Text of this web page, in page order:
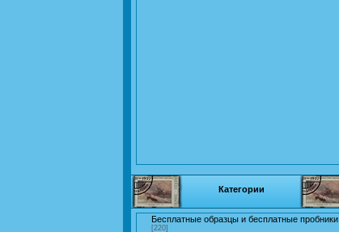
Категории
Бесплатные образцы и бесплатные пробники
[220]